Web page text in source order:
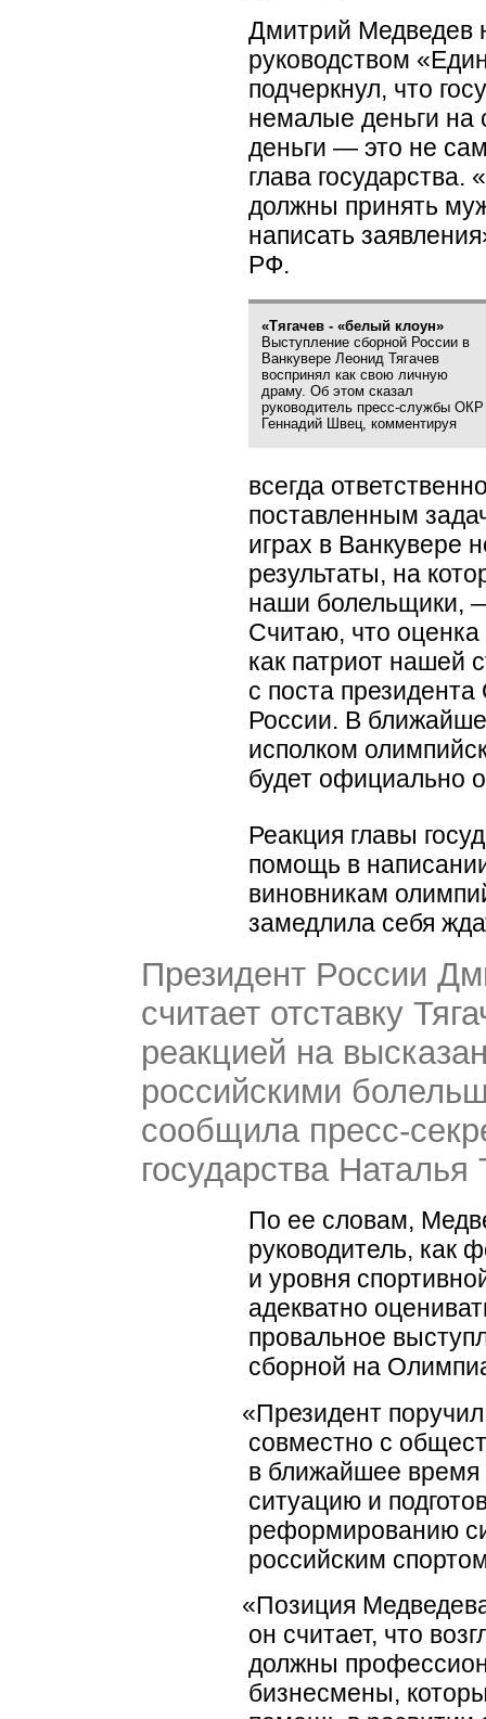
Дмитрий Медведев
руководством
подчеркнул, что
немалые деньги на
деньги — это не
глава
должны принять
написать
РФ.
«Тягачев - «белый клоун»
Выступление сборной России в
Ванкувере Леонид Тягачев
воспринял как свою личную
драму. Об этом сказал
руководитель пресс-службы ОКР
Геннадий Швец, комментируя
всегда
поставленным
играх в Ванкувере
результаты, на
наши болельщики,
Считаю, что
как патриот нашей
с поста
России. В
исполком
будет официально
Реакция главы
помощь в
виновникам
замедлила себя
Президент России
считает отставку
реакцией на
российскими
сообщила пресс-
государства Наталья
По ее словам,
руководитель, как
и уровня
адекватно
провальное
сборной на
«Президент
совместно с
в ближайшее
ситуацию и
реформированию
российским
«Позиция
он считает, что
должны
бизнесмены,